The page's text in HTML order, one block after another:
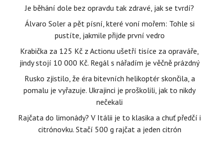
Je běhání dole bez opravdu tak zdravé, jak se tvrdí?
Álvaro Soler a pět písní, které voní mořem: Tohle si
pustíte, jakmile přijde první vedro
Krabička za 125 Kč z Actionu ušetří tisíce za opraváře,
jindy stojí 10 000 Kč. Regál s nářadím je věčně prázdný
Rusko zjistilo, že éra bitevních helikoptér skončila, a
pomalu je vyřazuje. Ukrajinci je proškolili, jak to nikdy
nečekali
Rajčata do limonády? V Itálii je to klasika a chuť předčí i
citrónovku. Stačí 500 g rajčat a jeden citrón